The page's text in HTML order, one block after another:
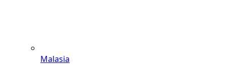
Malasia